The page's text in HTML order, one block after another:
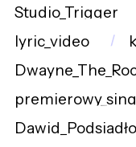
Studio_Trigger
lyric_video
Dawid_Podsiadło